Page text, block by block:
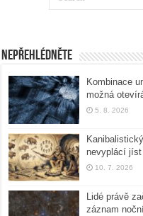
Nepřehlédněte
Kombinace
možná
5. 8. 2026
nevyplácí
10. 7. 2026
Lidé právě
záznam